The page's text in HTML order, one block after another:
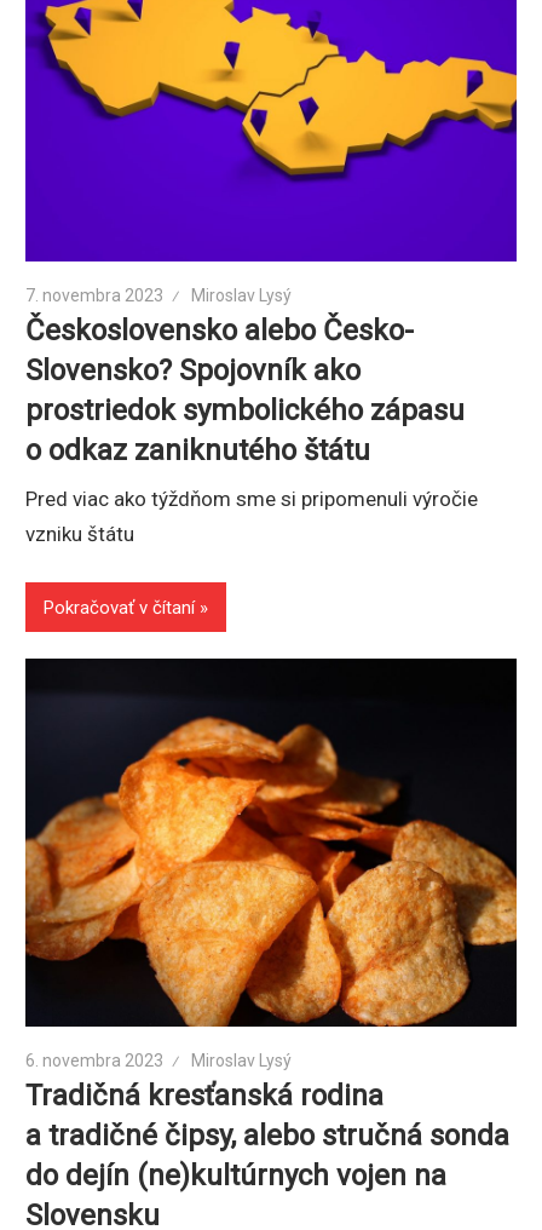
7. novembra 2023 Miroslav Lysý
Československo alebo Česko-
Slovensko? Spojovník ako
prostriedok symbolického zápasu
o odkaz zaniknutého štátu
Pred viac ako týždňom sme si pripomenuli výročie
vzniku štátu
Pokračovať v čítaní
6. novembra 2023 Miroslav Lysý
Tradičná kresťanská rodina
a tradičné čipsy, alebo stručná sonda
do dejín (ne)kultúrnych vojen na
Slovensku